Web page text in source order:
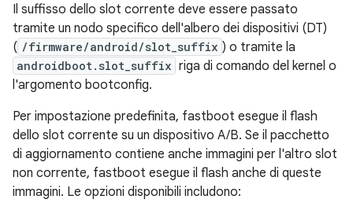
Il suffisso dello slot corrente deve essere passato
tramite un nodo specifico dell'albero dei dispositivi (DT)
( /firmware/android/slot_suffix ) o tramite la
androidboot.slot_suffix riga di comando del kernel o
l'argomento bootconfig.
Per impostazione predefinita, fastboot esegue il flash
dello slot corrente su un dispositivo A/B. Se il pacchetto
di aggiornamento contiene anche immagini per l'altro slot
non corrente, fastboot esegue il flash anche di queste
immagini. Le opzioni disponibili includono: